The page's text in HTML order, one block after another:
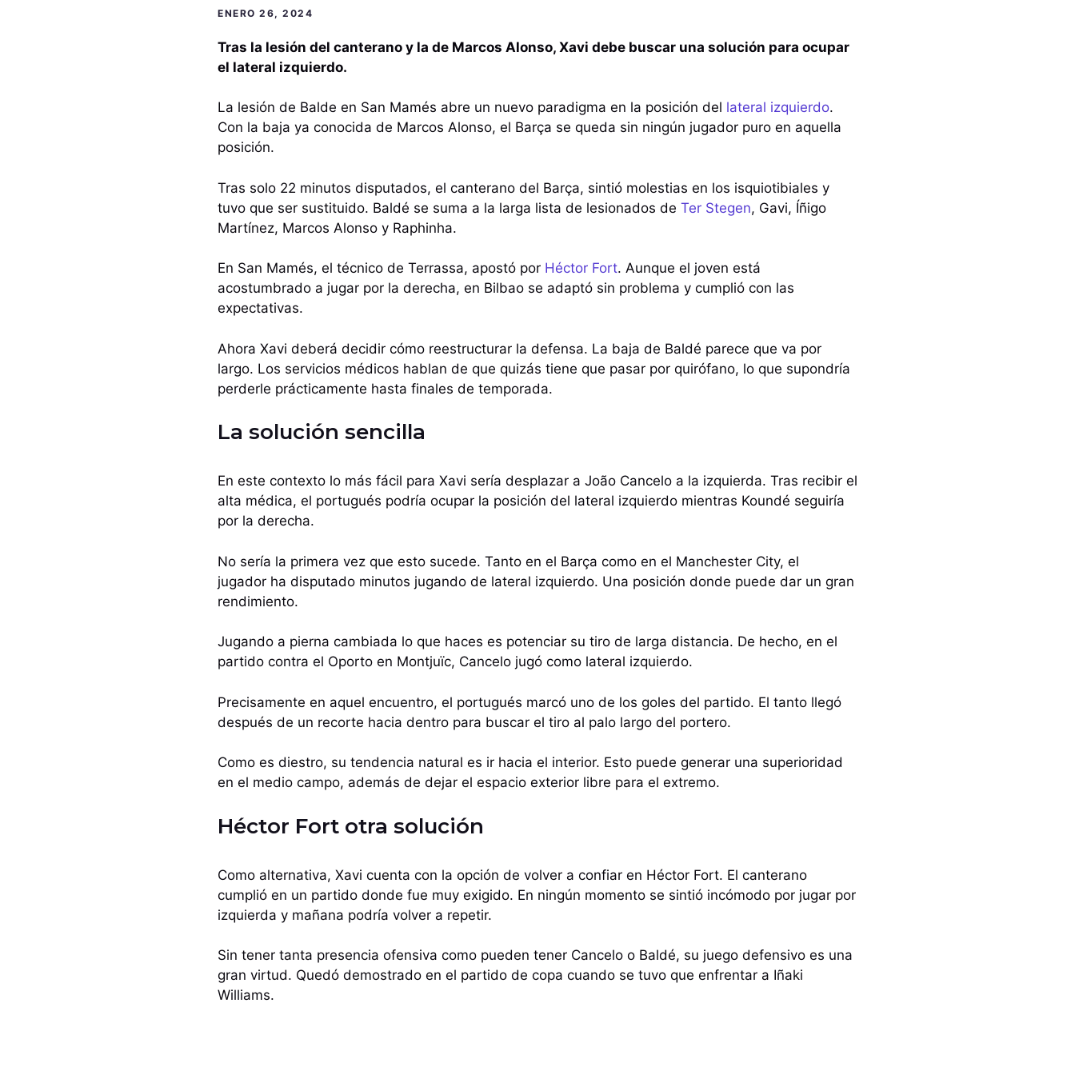
ENERO 26, 2024
Tras la lesión del canterano y la de Marcos Alonso, Xavi debe buscar una solución para ocupar
el lateral izquierdo.
La lesión de Balde en San Mamés abre un nuevo paradigma en la posición del lateral izquierdo.
Con la baja ya conocida de Marcos Alonso, el Barça se queda sin ningún jugador puro en aquella
posición.
Tras solo 22 minutos disputados, el canterano del Barça, sintió molestias en los isquiotibiales y
tuvo que ser sustituido. Baldé se suma a la larga lista de lesionados de Ter Stegen, Gavi, Íñigo
Martínez, Marcos Alonso y Raphinha.
En San Mamés, el técnico de Terrassa, apostó por Héctor Fort. Aunque el joven está
acostumbrado a jugar por la derecha, en Bilbao se adaptó sin problema y cumplió con las
expectativas.
Ahora Xavi deberá decidir cómo reestructurar la defensa. La baja de Baldé parece que va por
largo. Los servicios médicos hablan de que quizás tiene que pasar por quirófano, lo que supondría
perderle prácticamente hasta finales de temporada.
La solución sencilla
En este contexto lo más fácil para Xavi sería desplazar a João Cancelo a la izquierda. Tras recibir el
alta médica, el portugués podría ocupar la posición del lateral izquierdo mientras Koundé seguiría
por la derecha.
No sería la primera vez que esto sucede. Tanto en el Barça como en el Manchester City, el
jugador ha disputado minutos jugando de lateral izquierdo. Una posición donde puede dar un gran
rendimiento.
Jugando a pierna cambiada lo que haces es potenciar su tiro de larga distancia. De hecho, en el
partido contra el Oporto en Montjuïc, Cancelo jugó como lateral izquierdo.
Precisamente en aquel encuentro, el portugués marcó uno de los goles del partido. El tanto llegó
después de un recorte hacia dentro para buscar el tiro al palo largo del portero.
Como es diestro, su tendencia natural es ir hacia el interior. Esto puede generar una superioridad
en el medio campo, además de dejar el espacio exterior libre para el extremo.
Héctor Fort otra solución
Como alternativa, Xavi cuenta con la opción de volver a confiar en Héctor Fort. El canterano
cumplió en un partido donde fue muy exigido. En ningún momento se sintió incómodo por jugar por
izquierda y mañana podría volver a repetir.
Sin tener tanta presencia ofensiva como pueden tener Cancelo o Baldé, su juego defensivo es una
gran virtud. Quedó demostrado en el partido de copa cuando se tuvo que enfrentar a Iñaki
Williams.